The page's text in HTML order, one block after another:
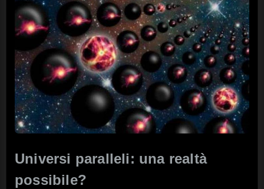
Universi paralleli: una realtà
possibile?